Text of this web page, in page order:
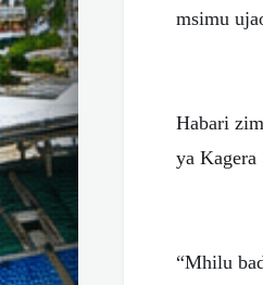
msimu
Habari
ya
“Mhilu